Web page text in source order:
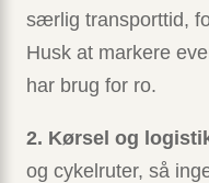
særlig transporttid,
Husk at markere
har brug for ro.
2. Kørsel og
og cykelruter, så